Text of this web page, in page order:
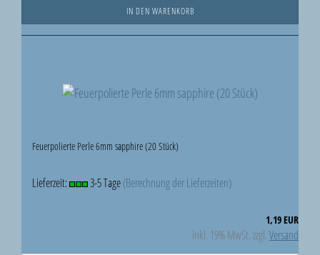
IN DEN WARENKORB
Feuerpolierte Perle 6mm sapphire (20 Stück)
Lieferzeit: 3-5 Tage(Berechnung der Lieferzeiten)
1,19 EUR
inkl. 19% MwSt. zzgl.Versand